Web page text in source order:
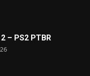
– PS2 PTBR